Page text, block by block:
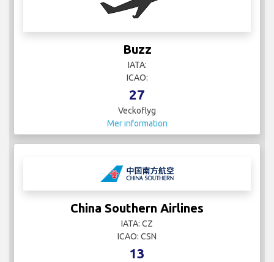
Buzz
IATA:
ICAO:
27
Veckoflyg
Mer information
China Southern Airlines
IATA: CZ
ICAO: CSN
13